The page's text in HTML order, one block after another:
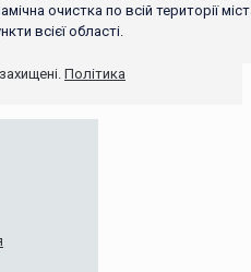
очистка по всій території
всієї області.
Політика